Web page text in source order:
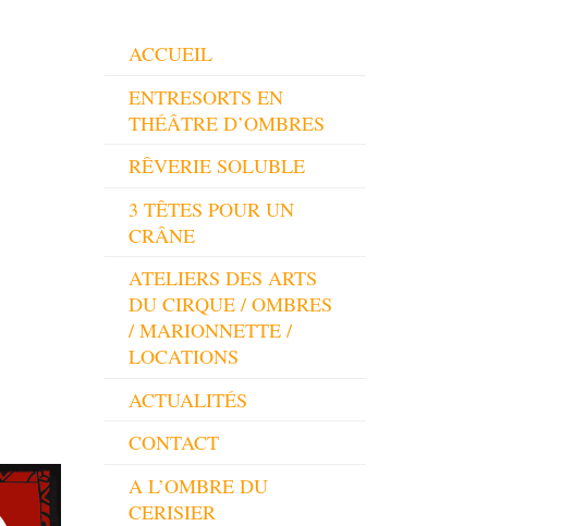
ACCUEIL
ENTRESORTS EN
THÉÂTRE D’OMBRES
RÊVERIE SOLUBLE
3 TÊTES POUR UN
CRÂNE
ATELIERS DES ARTS
DU CIRQUE / OMBRES
/ MARIONNETTE /
LOCATIONS
ACTUALITÉS
CONTACT
A L’OMBRE DU
CERISIER